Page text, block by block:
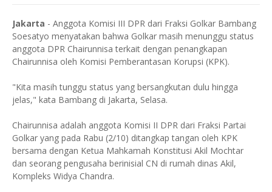
Jakarta - Anggota Komisi III DPR dari Fraksi Golkar Bambang
Soesatyo menyatakan bahwa Golkar masih menunggu status
anggota DPR Chairunnisa terkait dengan penangkapan
Chairunnisa oleh Komisi Pemberantasan Korupsi (KPK).
"Kita masih tunggu status yang bersangkutan dulu hingga
jelas," kata Bambang di Jakarta, Selasa.
Chairunnisa adalah anggota Komisi II DPR dari Fraksi Partai
Golkar yang pada Rabu (2/10) ditangkap tangan oleh KPK
bersama dengan Ketua Mahkamah Konstitusi Akil Mochtar
dan seorang pengusaha berinisial CN di rumah dinas Akil,
Kompleks Widya Chandra.